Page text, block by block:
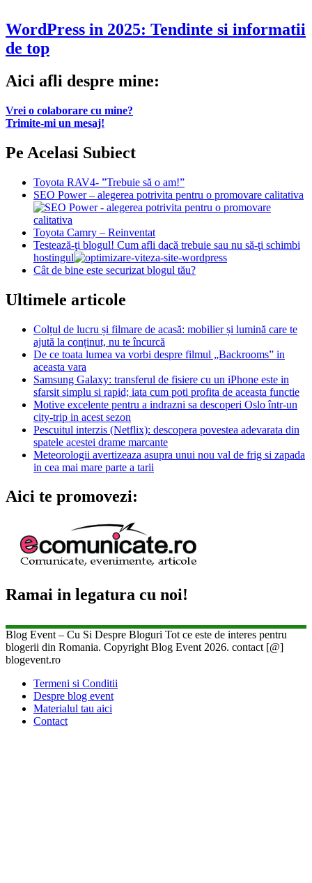
WordPress in 2025: Tendinte si informatii
de top
Aici afli despre mine:
Vrei o colaborare cu mine?
Trimite-mi un mesaj!
Pe Acelasi Subiect
Toyota RAV4- ”Trebuie să o am!”
SEO Power – alegerea potrivita pentru o promovare calitativa
Toyota Camry – Reinventat
Testează-ţi blogul! Cum afli dacă trebuie sau nu să-ţi schimbi
hostingul
Cât de bine este securizat blogul tău?
Ultimele articole
Colțul de lucru și filmare de acasă: mobilier și lumină care te
ajută la conținut, nu te încurcă
De ce toata lumea va vorbi despre filmul „Backrooms” in
aceasta vara
Samsung Galaxy: transferul de fisiere cu un iPhone este in
sfarsit simplu si rapid; iata cum poti profita de aceasta functie
Motive excelente pentru a indrazni sa descoperi Oslo într-un
city-trip in acest sezon
Pescuitul interzis (Netflix): descopera povestea adevarata din
spatele acestei drame marcante
Meteorologii avertizeaza asupra unui nou val de frig si zapada
in cea mai mare parte a tarii
Aici te promovezi:
Ramai in legatura cu noi!
Blog Event – Cu Si Despre Bloguri Tot ce este de interes pentru
blogerii din Romania. Copyright Blog Event 2026. contact [@]
blogevent.ro
Termeni si Conditii
Despre blog event
Materialul tau aici
Contact